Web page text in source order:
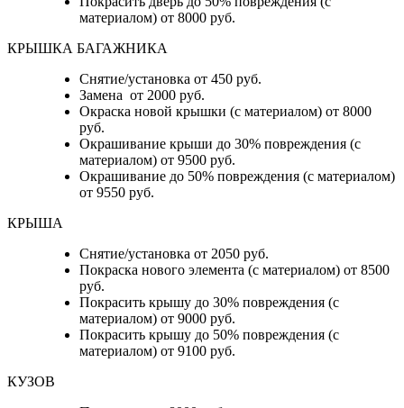
материалом) от 8000 руб.
КРЫШКА БАГАЖНИКА
Снятие/установка от 450 руб.
Замена от 2000 руб.
Окраска новой крышки (с материалом) от 8000
руб.
Окрашивание крыши до 30% повреждения (с
материалом) от 9500 руб.
Окрашивание до 50% повреждения (с материалом)
от 9550 руб.
КРЫША
Снятие/установка от 2050 руб.
Покраска нового элемента (с материалом) от 8500
руб.
Покрасить крышу до 30% повреждения (с
материалом) от 9000 руб.
Покрасить крышу до 50% повреждения (с
материалом) от 9100 руб.
КУЗОВ